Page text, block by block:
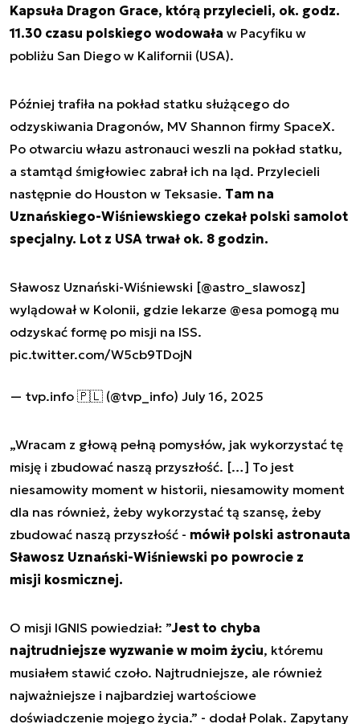
Kapsuła Dragon Grace, którą przylecieli, ok. godz.
11.30 czasu polskiego wodowała w Pacyfiku w
pobliżu San Diego w Kalifornii (USA).
Później trafiła na pokład statku służącego do
odzyskiwania Dragonów, MV Shannon firmy SpaceX.
Po otwarciu włazu astronauci weszli na pokład statku,
a stamtąd śmigłowiec zabrał ich na ląd. Przylecieli
następnie do Houston w Teksasie. Tam na
Uznańskiego-Wiśniewskiego czekał polski samolot
specjalny. Lot z USA trwał ok. 8 godzin.
Sławosz Uznański-Wiśniewski [@astro_slawosz]
wylądował w Kolonii, gdzie lekarze @esa pomogą mu
odzyskać formę po misji na ISS.
pic.twitter.com/W5cb9TDojN
— tvp.info 🇵🇱 (@tvp_info) July 16, 2025
„Wracam z głową pełną pomysłów, jak wykorzystać tę
misję i zbudować naszą przyszłość. […] To jest
niesamowity moment w historii, niesamowity moment
dla nas również, żeby wykorzystać tą szansę, żeby
zbudować naszą przyszłość - mówił polski astronauta
Sławosz Uznański-Wiśniewski po powrocie z
misji kosmicznej.
O misji IGNIS powiedział: ”Jest to chyba
najtrudniejsze wyzwanie w moim życiu, któremu
musiałem stawić czoło. Najtrudniejsze, ale również
najważniejsze i najbardziej wartościowe
doświadczenie mojego życia.” - dodał Polak. Zapytany